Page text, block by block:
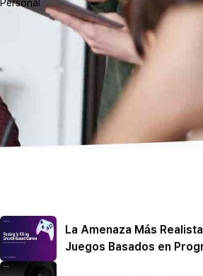
La Amenaza Más
Juegos Basados en